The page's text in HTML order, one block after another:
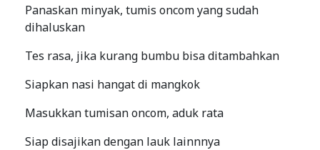
Panaskan minyak, tumis oncom yang sudah
dihaluskan
Tes rasa, jika kurang bumbu bisa ditambahkan
Siapkan nasi hangat di mangkok
Masukkan tumisan oncom, aduk rata
Siap disajikan dengan lauk lainnnya